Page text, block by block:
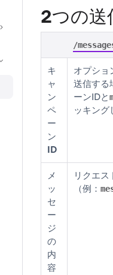
2つの送
/
キ
ャ
ン
ペ
ー
ン
ID
オプショ
送信する
ーンIDと
ッキング
メ
ッ
セ
ー
ジ
の
内
容
リクエス
（例：